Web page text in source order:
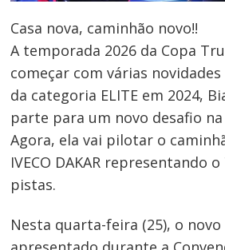
Casa nova, caminhão novo!!
A temporada 2026 da Copa
começar com várias
da categoria ELITE em 2024,
parte para um novo desafio na
Agora, ela vai pilotar o
IVECO DAKAR representando o
pistas.
Nesta quarta-feira (25), o